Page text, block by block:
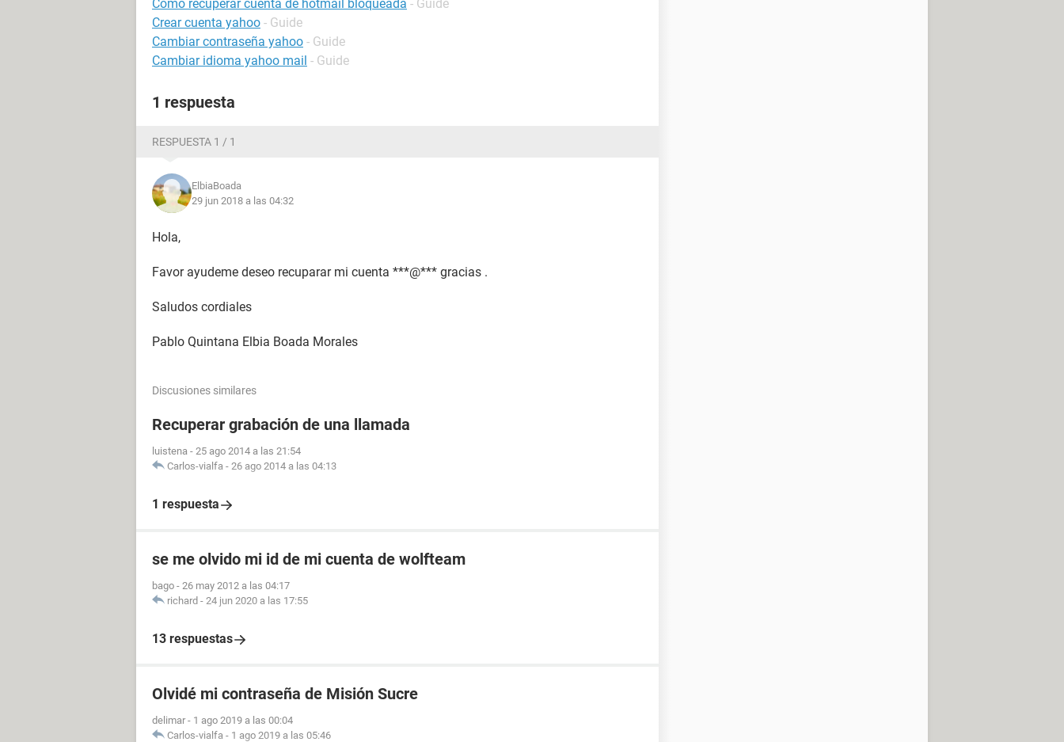
Como recuperar cuenta de hotmail bloqueada - Guide
Crear cuenta yahoo - Guide
Cambiar contraseña yahoo - Guide
Cambiar idioma yahoo mail - Guide
1 respuesta
RESPUESTA 1 / 1
ElbiaBoada
29 jun 2018 a las 04:32
Hola,
Favor ayudeme deseo recuparar mi cuenta ***@*** gracias .
Saludos cordiales
Pablo Quintana Elbia Boada Morales
Discusiones similares
Recuperar grabación de una llamada
luistena - 25 ago 2014 a las 21:54
Carlos-vialfa - 26 ago 2014 a las 04:13
1 respuesta
se me olvido mi id de mi cuenta de wolfteam
bago - 26 may 2012 a las 04:17
richard - 24 jun 2020 a las 17:55
13 respuestas
Olvidé mi contraseña de Misión Sucre
delimar - 1 ago 2019 a las 00:04
Carlos-vialfa - 1 ago 2019 a las 05:46